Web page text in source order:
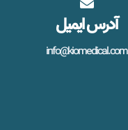
آدرس ایمیل
info@kiomedical.com